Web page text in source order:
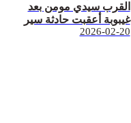
القرب سيدي مومن بعد
غيبوبة أعقبت حادثة سير
2026-02-20